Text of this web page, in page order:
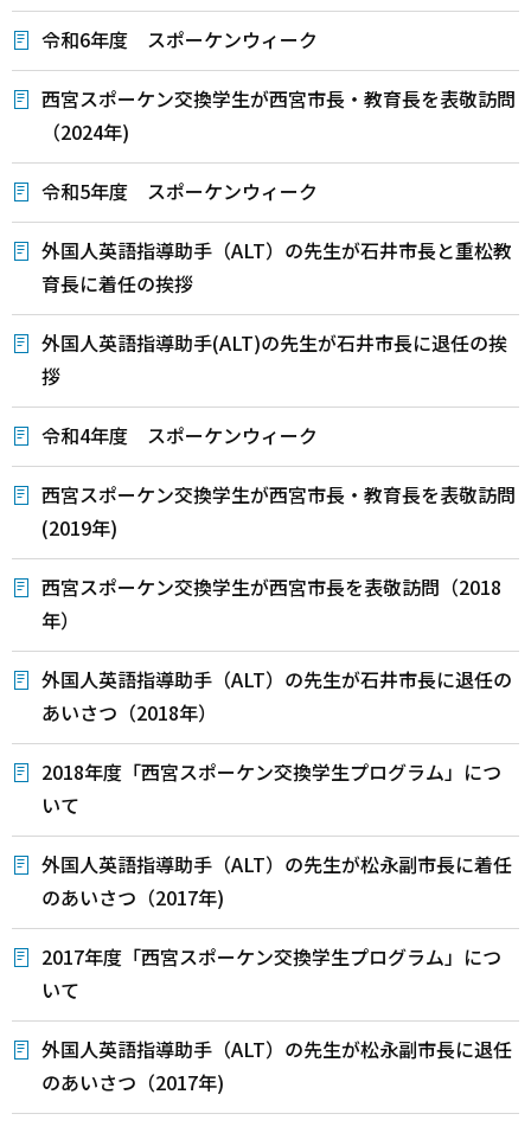
令和6年度 スポーケンウィーク
西宮スポーケン交換学生が西宮市長・教育長を表敬訪問
（2024年)
令和5年度 スポーケンウィーク
外国人英語指導助手（ALT）の先生が石井市長と重松教
育長に着任の挨拶
外国人英語指導助手(ALT)の先生が石井市長に退任の挨
拶
令和4年度 スポーケンウィーク
西宮スポーケン交換学生が西宮市長・教育長を表敬訪問
(2019年)
西宮スポーケン交換学生が西宮市長を表敬訪問（2018
年）
外国人英語指導助手（ALT）の先生が石井市長に退任の
あいさつ（2018年）
2018年度「西宮スポーケン交換学生プログラム」につ
いて
外国人英語指導助手（ALT）の先生が松永副市長に着任
のあいさつ（2017年)
2017年度「西宮スポーケン交換学生プログラム」につ
いて
外国人英語指導助手（ALT）の先生が松永副市長に退任
のあいさつ（2017年)